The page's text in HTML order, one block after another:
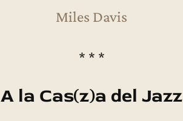
Miles Davis
* * *
A la Cas(z)a del Jazz